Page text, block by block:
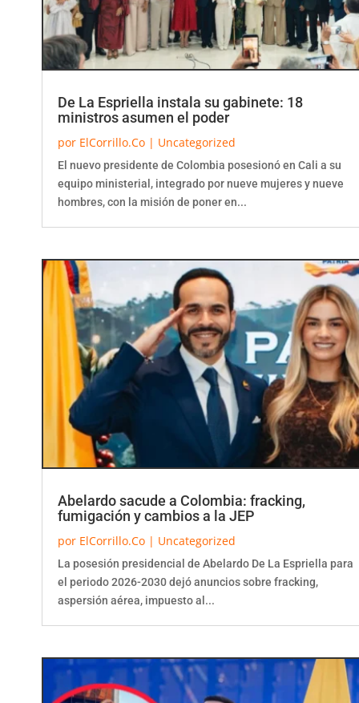
De La Espriella instala su gabinete: 18
ministros asumen el poder
por ElCorrillo.Co | Uncategorized
El nuevo presidente de Colombia posesionó en Cali a su
equipo ministerial, integrado por nueve mujeres y nueve
hombres, con la misión de poner en...
Abelardo sacude a Colombia: fracking,
fumigación y cambios a la JEP
por ElCorrillo.Co | Uncategorized
La posesión presidencial de Abelardo De La Espriella para
el periodo 2026-2030 dejó anuncios sobre fracking,
aspersión aérea, impuesto al...